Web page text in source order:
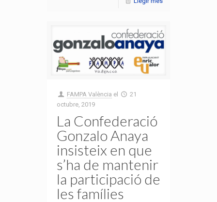
FAMPA València el
21
octubre, 2019
La Confederació
Gonzalo Anaya
insisteix en que
s’ha de mantenir
la participació de
les famílies